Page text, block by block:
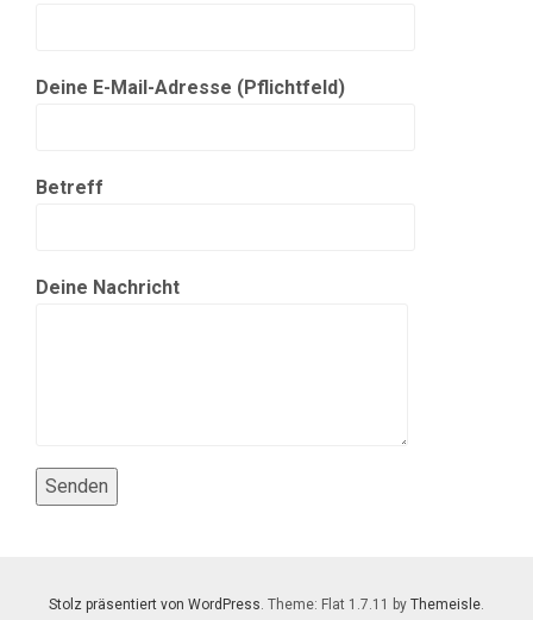
Deine E-Mail-Adresse (Pflichtfeld)
Betreff
Deine Nachricht
Stolz präsentiert von WordPress. Theme: Flat 1.7.11 by Themeisle.